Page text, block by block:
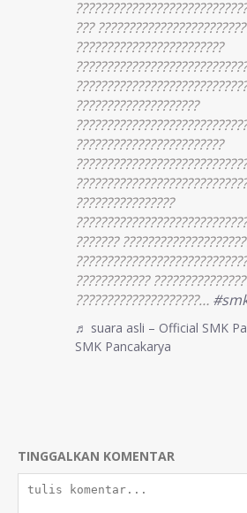
???
????????????????????????
????????????????????
????????????????????????
????????????????
???????
????????????
????????????????????…
♬ suara asli – Official SMK
SMK Pancakarya
TINGGALKAN KOMENTAR